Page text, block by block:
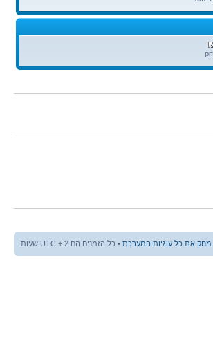
מחק את כל עוגיות המערכת • כל הזמנים הם UTC + 2 שעות